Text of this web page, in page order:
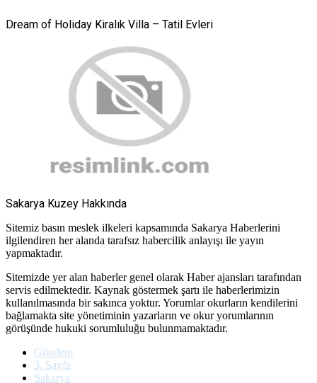
Dream of Holiday Kiralık Villa – Tatil Evleri
Sakarya Kuzey Hakkında
Sitemiz basın meslek ilkeleri kapsamında Sakarya Haberlerini
ilgilendiren her alanda tarafsız habercilik anlayışı ile yayın
yapmaktadır.
Sitemizde yer alan haberler genel olarak Haber ajansları tarafından
servis edilmektedir. Kaynak göstermek şartı ile haberlerimizin
kullanılmasında bir sakınca yoktur. Yorumlar okurların kendilerini
bağlamakta site yönetiminin yazarların ve okur yorumlarının
görüşünde hukuki sorumluluğu bulunmamaktadır.
Gündem
3. Sayfa
Sakarya